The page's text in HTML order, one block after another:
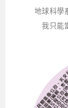
地球科學
我只能